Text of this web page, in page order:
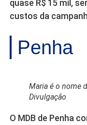
quase R$ 15 mil,
custos da
Penha
Maria é o nome
Divulgação
O MDB de Penha